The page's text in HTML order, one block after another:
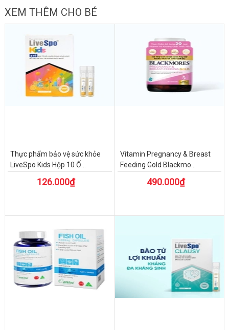
XEM THÊM CHO BÉ
Thực phẩm bảo vệ sức khỏe
LiveSpo Kids Hộp 10 Ố...
126.000₫
Vitamin Pregnancy & Breast
Feeding Gold Blackmo...
490.000₫